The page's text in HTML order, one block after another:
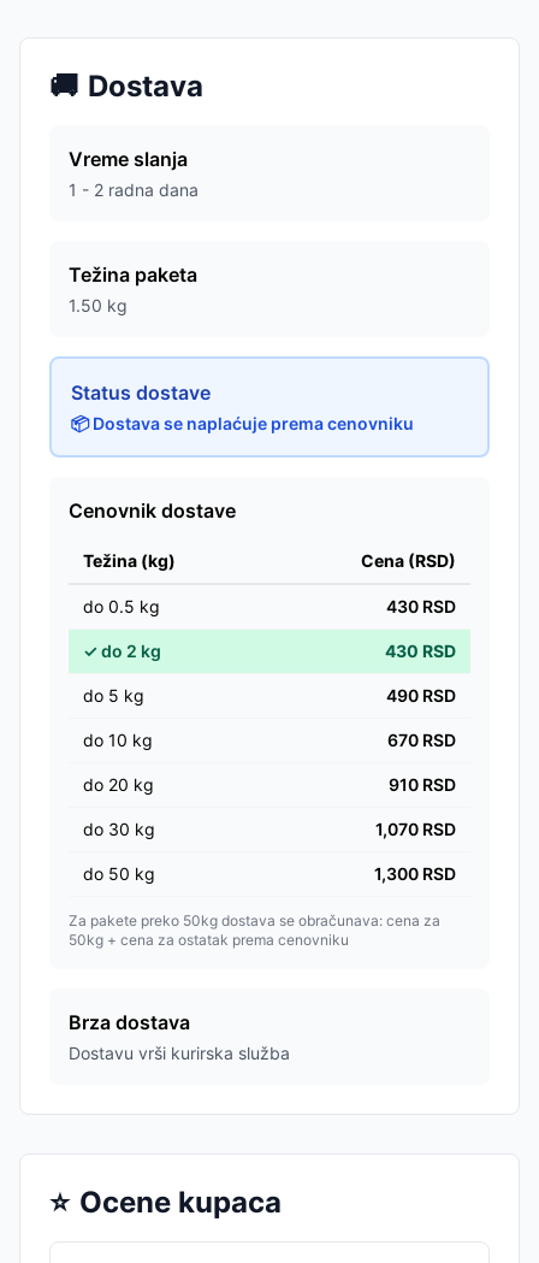
🚚 Dostava
Vreme slanja
1 - 2 radna dana
Težina paketa
1.50 kg
Status dostave
📦 Dostava se naplaćuje prema cenovniku
Cenovnik dostave
Težina (kg) Cena (RSD)
do 0.5 kg 430 RSD
✓do 2 kg 430 RSD
do 5 kg 490 RSD
do 10 kg 670 RSD
do 20 kg 910 RSD
do 30 kg 1,070 RSD
do 50 kg 1,300 RSD
Za pakete preko 50kg dostava se obračunava: cena za
50kg + cena za ostatak prema cenovniku
Brza dostava
Dostavu vrši kurirska služba
⭐ Ocene kupaca